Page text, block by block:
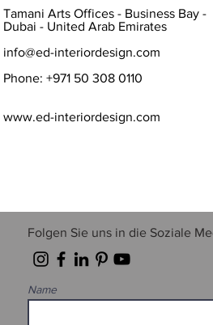
Tamani Arts Offices - Business Bay -
Dubai - United Arab Emirates
info@ed-interiordesign.com
Phone: +971 50 308 0110
www.ed-interiordesign.com
Folgen Sie uns in die Soziale
Name